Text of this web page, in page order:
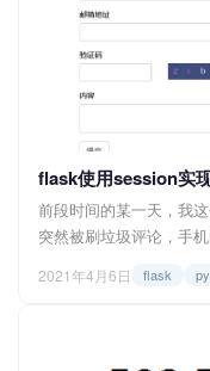
flask使用session实
前段时间的某一天，我
突然被刷垃圾评论，手
最近就趁着清明假期弄
2021年4月6日 flask